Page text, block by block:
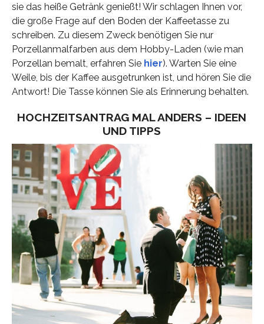
sie das heiße Getränk genießt! Wir schlagen Ihnen vor,
die große Frage auf den Boden der Kaffeetasse zu
schreiben. Zu diesem Zweck benötigen Sie nur
Porzellanmalfarben aus dem Hobby-Laden (wie man
Porzellan bemalt, erfahren Sie hier). Warten Sie eine
Weile, bis der Kaffee ausgetrunken ist, und hören Sie die
Antwort! Die Tasse können Sie als Erinnerung behalten.
HOCHZEITSANTRAG MAL ANDERS – IDEEN
UND TIPPS